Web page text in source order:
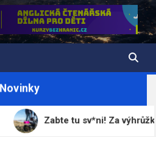
Novinky
Zabte tu sv*ni! Za výhrůžky